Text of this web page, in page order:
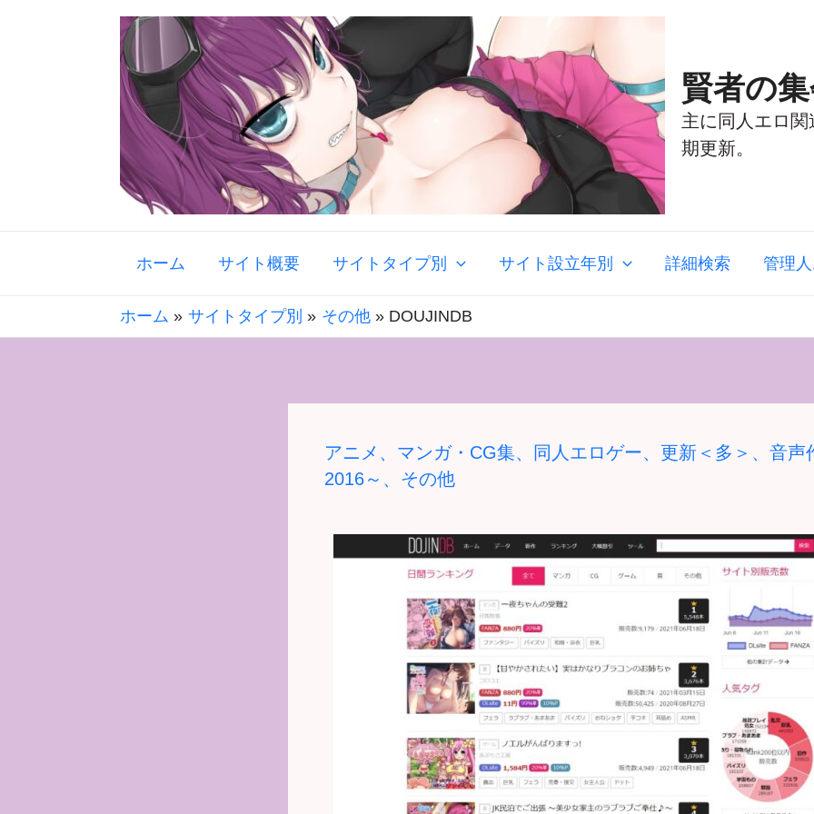
賢者の
主に同人エロ
期更新。
ホーム サイト概要 サイトタイプ別 サイト設立年別 詳細検索 管理
ホーム サイトタイプ別 その他 DOUJINDB
アニメ 、 マンガ・CG集、 同人エロゲー、 更新＜多＞ 、 音声
2016～ 、 その他